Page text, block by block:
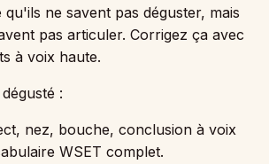
ne savent pas déguster, mais
pas articuler. Corrigez ça avec
à voix haute.
:
nez, bouche, conclusion à voix
WSET complet.